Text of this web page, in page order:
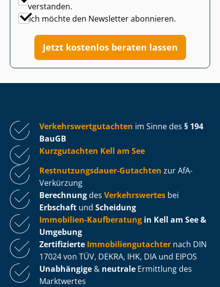
verstanden.
Ich möchte den Newsletter abonnieren.
Jetzt kostenlos beraten lassen
Ver­kehrs­wert­gut­ach­ten im Sinne des § 194
BauGB
Kurzgutachten Kell am See
Rest­nut­zungs­dau­er-Gutachten zur AfA-
Verkürzung
Berechnung des Verkehrswertes bei
Erbschaft und Scheidung
Immobilien-Kaufberatung in Kell am See &
Umgebung
Zertifizierte Im­mo­bi­li­en­gut­ach­ter nach DIN
17024 von TÜV, DEKRA, IHK, DIA und EIPOS
Unabhängige & neutrale Ermittlung des
Marktwertes